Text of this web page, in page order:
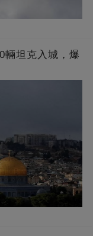
輛坦克入城，爆